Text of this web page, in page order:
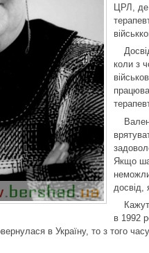
ЦРЛ,
коли з
Якщо
досвід,
в 1992
в Україну, то з того